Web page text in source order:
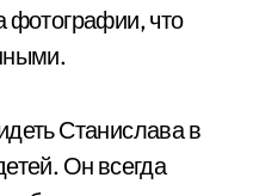
фотографии, что
Станислава в
Он всегда